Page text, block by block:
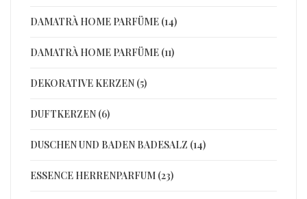
DAMATRÀ HOME PARFÜME (14)
DAMATRÀ HOME PARFÜME (11)
DEKORATIVE KERZEN (5)
DUFTKERZEN (6)
DUSCHEN UND BADEN BADESALZ (14)
ESSENCE HERRENPARFUM (23)